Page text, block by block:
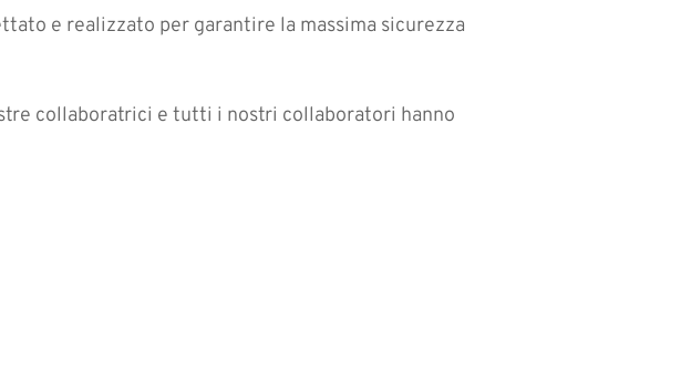
e realizzato per garantire la massima sicurezza
collaboratrici e tutti i nostri collaboratori hanno